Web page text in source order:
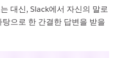
대신, Slack에서 자신의 말로
으로 한 간결한 답변을 받을